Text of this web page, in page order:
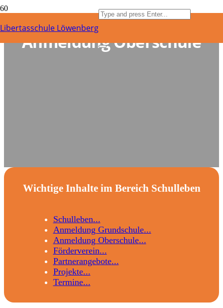
Libertasschule Löwenberg
Anmeldung Oberschule
Wichtige Inhalte im Bereich Schulleben
Schulleben
Anmeldung Grundschule
Anmeldung Oberschule
Förderverein
Partnerangebote
Projekte
Termine